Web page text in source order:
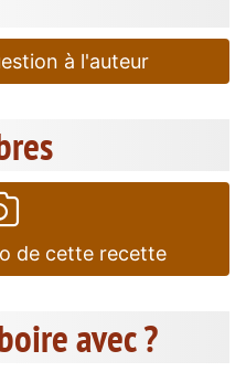
à l'auteur
de cette recette
avec ?